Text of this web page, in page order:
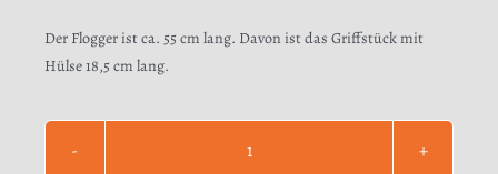
Der Flogger ist ca. 55 cm lang. Davon ist das Griffstück mit
Hülse 18,5 cm lang.
Schwerer